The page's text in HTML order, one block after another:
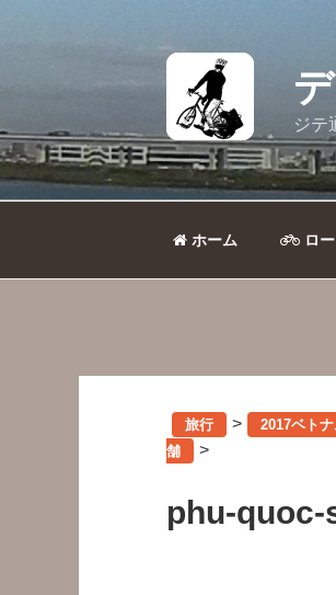
へ
ス
キ
ジテ
ホーム ロー
旅行 > 2017ベト
舗
>
phu-quoc-